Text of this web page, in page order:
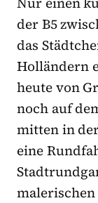
der B5
das
Holländern
heute von
noch auf
mitten in
eine